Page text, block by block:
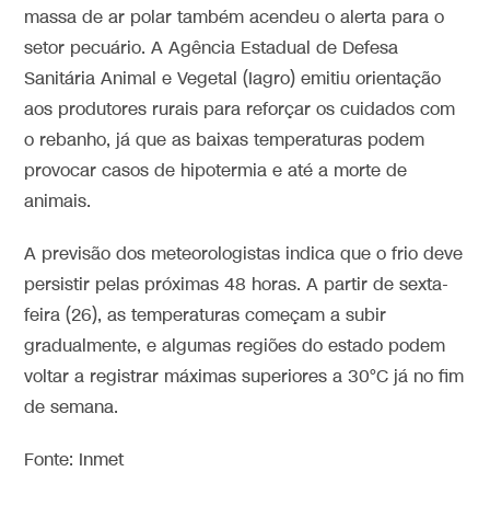
massa de ar polar também acendeu o alerta para o
setor pecuário. A Agência Estadual de Defesa
Sanitária Animal e Vegetal (Iagro) emitiu orientação
aos produtores rurais para reforçar os cuidados com
o rebanho, já que as baixas temperaturas podem
provocar casos de hipotermia e até a morte de
animais.
A previsão dos meteorologistas indica que o frio deve
persistir pelas próximas 48 horas. A partir de sexta-
feira (26), as temperaturas começam a subir
gradualmente, e algumas regiões do estado podem
voltar a registrar máximas superiores a 30°C já no fim
de semana.
Fonte: Inmet